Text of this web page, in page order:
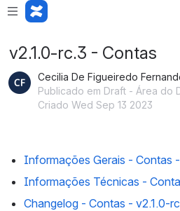
v2.1.0-rc.3 - Contas
Cecilia De Figueiredo
Publicado em Draft - Área do
Criado Wed Sep 13 2023
Informações Gerais - Contas
Informações Técnicas -
Changelog - Contas - v2.1.0-